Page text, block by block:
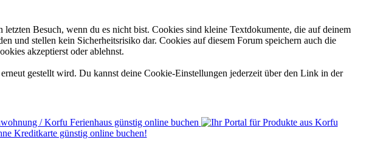
Besuch, wenn du es nicht bist. Cookies sind kleine Textdokumente, die auf deinem
und stellen kein Sicherheitsrisiko dar. Cookies auf diesem Forum speichern auch die
akzeptierst oder ablehnst.
gestellt wird. Du kannst deine Cookie-Einstellungen jederzeit über den Link in der